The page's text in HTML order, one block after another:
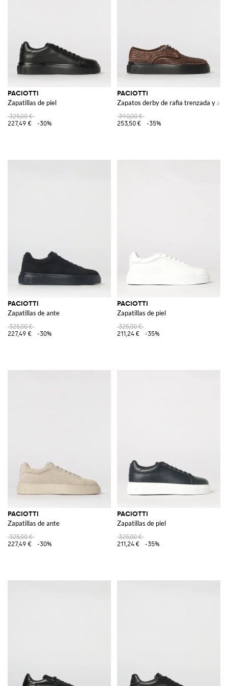
Paciotti es la famosa daga, con la que se identifica cada una de sus
creaciones.
Ver todoPACIOTTI
PACIOTTI
Zapatillas de piel
325,00 €
227,49 €
-30%
PACIOTTI
Zapatos derby de rafia trenzada y
390,00 €
253,50 €
-35%
PACIOTTI
Zapatillas de ante
325,00 €
227,49 €
-30%
PACIOTTI
Zapatillas de piel
325,00 €
211,24 €
-35%
PACIOTTI
Zapatillas de ante
325,00 €
227,49 €
-30%
PACIOTTI
Zapatillas de piel
325,00 €
211,24 €
-35%